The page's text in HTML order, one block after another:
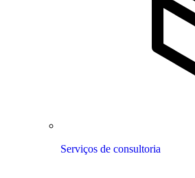
Serviços de consultoria